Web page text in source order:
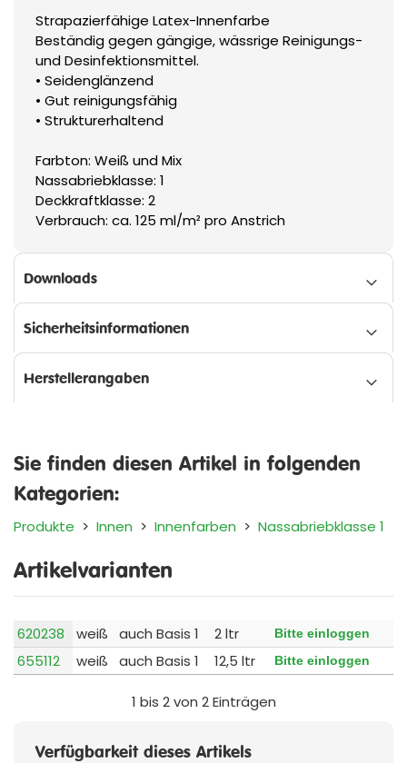
Verfügbarkeit dieses Artikels
Strapazierfähige Latex-Innenfarbe
Beständig gegen gängige, wässrige Reinigungs-
und Desinfektionsmittel.
• Seidenglänzend
• Gut reinigungsfähig
• Strukturerhaltend
Farbton: Weiß und Mix
Nassabriebklasse: 1
Deckkraftklasse: 2
Verbrauch: ca. 125 ml/m² pro Anstrich
Downloads
Sicherheitsinformationen
Herstellerangaben
Sie finden diesen Artikel in folgenden
Kategorien:
Produkte > Innen > Innenfarben > Nassabriebklasse 1
Artikelvarianten
620238 weiß auch Basis 1 2 ltr Bitte einloggen
655112 weiß auch Basis 1 12,5 ltr Bitte einloggen
1 bis 2 von 2 Einträgen